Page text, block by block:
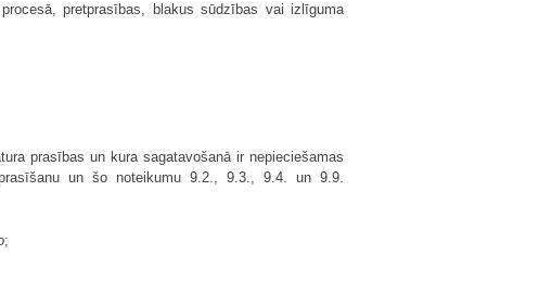
pretprasības, blakus sūdzības vai izlīguma
prasības un kura sagatavošanā ir nepieciešamas
un šo noteikumu 9.2., 9.3., 9.4. un 9.9.
;